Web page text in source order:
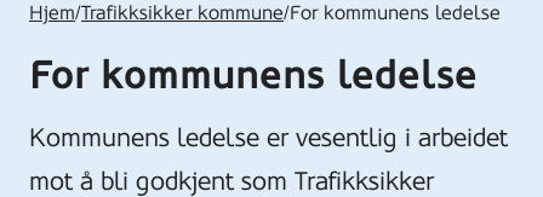
Hjem/Trafikksikker kommune/For kommunens ledelse
For kommunens ledelse
Kommunens ledelse er vesentlig i arbeidet
mot å bli godkjent som Trafikksikker